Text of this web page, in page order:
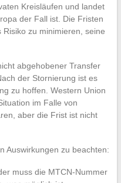
Kreisläufen und landet
der Fall ist. Die Fristen
zu minimieren, seine
abgehobener Transfer
der Stornierung ist es
zu hoffen. Western Union
im Falle von
aber die Frist ist nicht
Auswirkungen zu beachten:
muss die MTCN-Nummer